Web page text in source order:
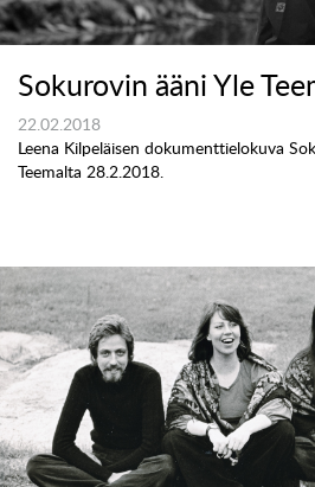
Sokurovin ääni Yle
22.02.2018
Leena Kilpeläisen dokumenttielokuva
Teemalta 28.2.2018.